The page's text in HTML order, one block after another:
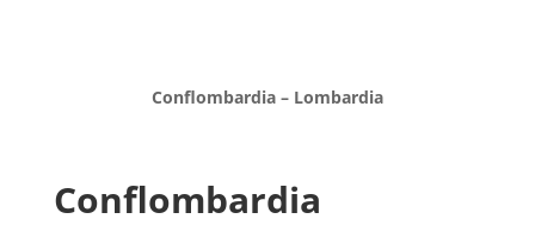
Conflombardia – Lombardia
Conflombardia